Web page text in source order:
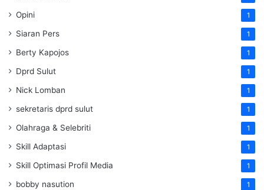
Opini 1
Siaran Pers 1
Berty Kapojos 1
Dprd Sulut 1
Nick Lomban 1
sekretaris dprd sulut 1
Olahraga & Selebriti 1
Skill Adaptasi 1
Skill Optimasi Profil Media 1
bobby nasution 1